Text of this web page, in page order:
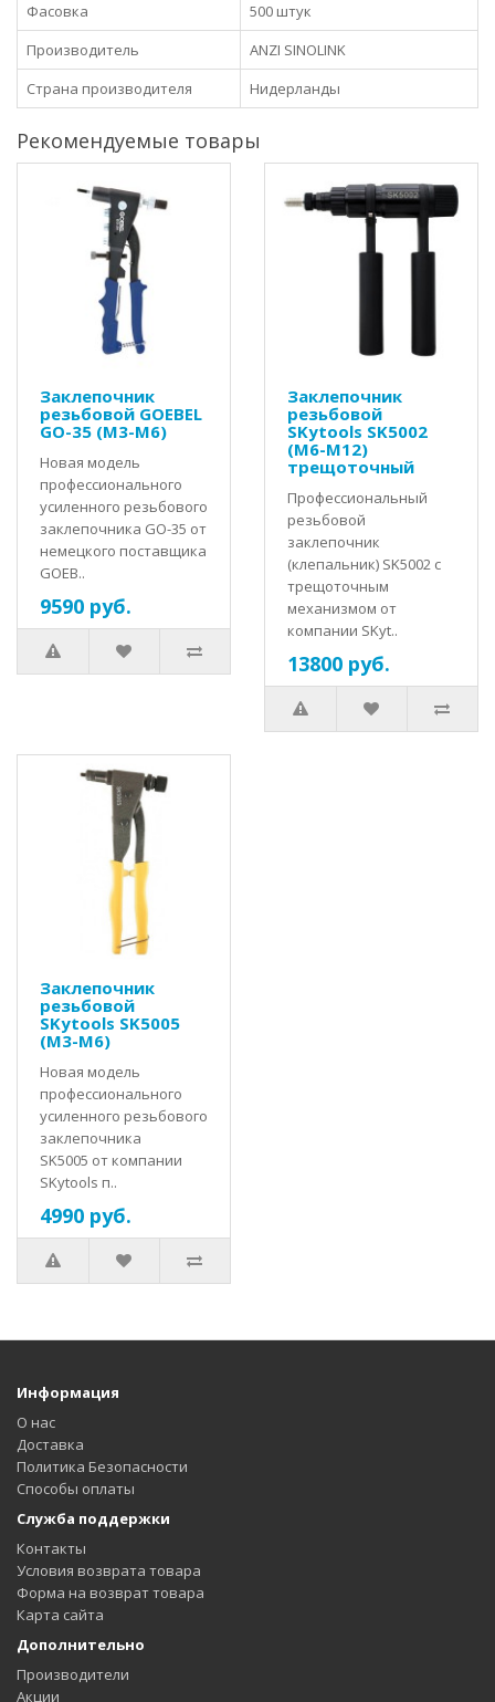
Фасовка
500 штук
Производитель
ANZI SINOLINK
Страна производителя
Нидерланды
Рекомендуемые товары
Заклепочник
резьбовой GOEBEL
GO-35 (M3-M6)
Новая модель
профессионального
усиленного резьбового
заклепочника GO-35 от
немецкого поставщика
GOEB..
9590 руб.
Заклепочник
резьбовой
SKytools SK5002
(M6-M12)
трещоточный
Профессиональный
резьбовой
заклепочник
(клепальник) SK5002 с
трещоточным
механизмом от
компании SKyt..
13800 руб.
Заклепочник
резьбовой
SKytools SK5005
(M3-M6)
Новая модель
профессионального
усиленного резьбового
заклепочника
SK5005 от компании
SKytools п..
4990 руб.
Информация
О нас
Доставка
Политика Безопасности
Способы оплаты
Служба поддержки
Контакты
Условия возврата товара
Форма на возврат товара
Карта сайта
Дополнительно
Производители
Акции